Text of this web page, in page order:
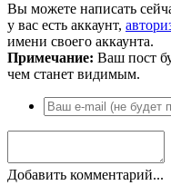
Вы можете написать
у вас есть аккаунт,
имени своего аккаунта.
Примечание: Ваш пост
чем станет видимым.
Добавить комментарий...